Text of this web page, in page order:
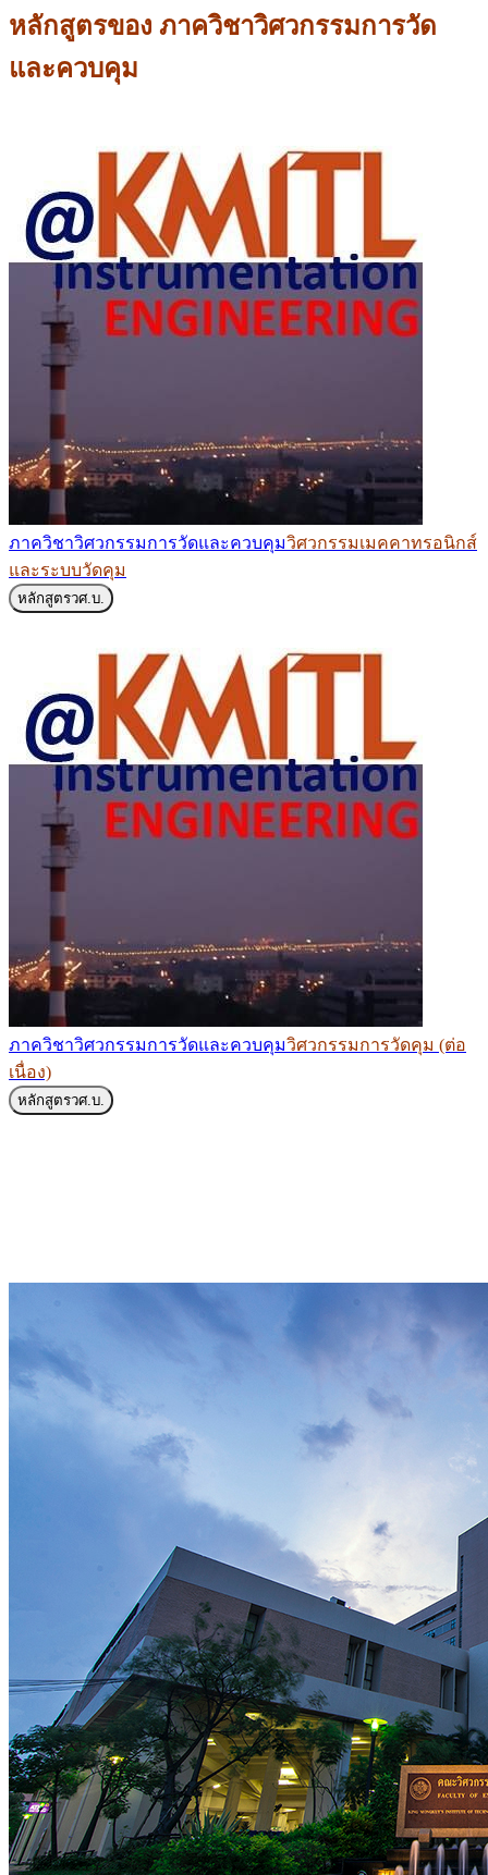
หลักสูตรของ ภาควิชาวิศวกรรมการวัด
และควบคุม
ภาควิชาวิศวกรรมการวัดและควบคุมวิศวกรรมเมคคาทรอนิกส์
และระบบวัดคุม
หลักสูตรวศ.บ.
ภาควิชาวิศวกรรมการวัดและควบคุมวิศวกรรมการวัดคุม (ต่อ
เนื่อง)
หลักสูตรวศ.บ.